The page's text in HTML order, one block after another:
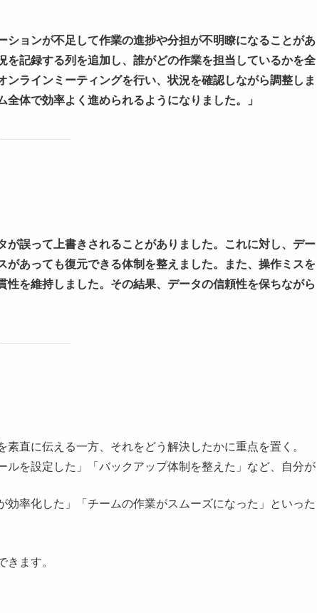
ションが不足して作業の進捗や分担が不明瞭になることがあ
を記録する列を追加し、誰がどの作業を担当しているかを全
ラインミーティングを行い、状況を確認しながら調整しま
体で効率よく進められるようになりました。」
が誤って上書きされることがありました。これに対し、デー
あっても復元できる体制を整えました。また、操作ミスを
性を維持しました。その結果、データの信頼性を保ちながら
素直に伝える一方、それをどう解決したかに重点を置く。
ルを設定した」「バックアップ体制を整えた」など、自分が
効率化した」「チームの作業がスムーズになった」といった
きます。